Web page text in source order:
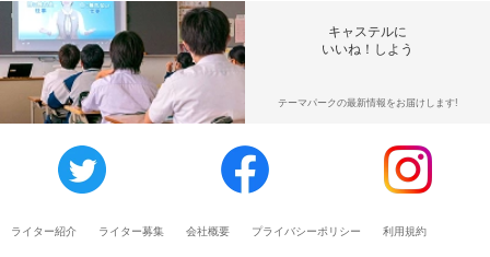
キャステルに
いいね！しよう
テーマパークの最新情報をお届けします!
ライター紹介 ライター募集 会社概要 プライバシーポリシー 利用規約